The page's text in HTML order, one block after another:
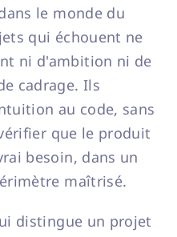
le monde du
qui échouent ne
ni d'ambition ni de
cadrage. Ils
au code, sans
que le produit
besoin, dans un
maîtrisé.
distingue un projet